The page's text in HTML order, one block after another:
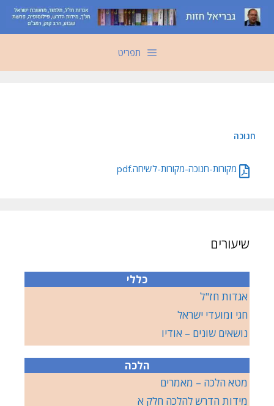
לדלג
לתוכן
תפריט
חנוכה
מקורות-חנוכה-מקורות-לשיחה.pdf
שיעורים
כללי
אגדות חז"ל
חגי ומועדי ישראל
נושאים שונים – אודיו
הלכה
מטא הלכה – מאמרים
מידות הדרש להלכה חלק א